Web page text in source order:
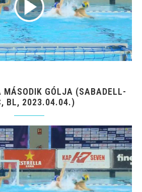
GÓLJA (SABADELL-
BL, 2023.04.04.)